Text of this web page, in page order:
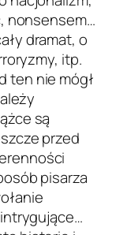
nonsensem…
dramat, o
itp.
ten nie mógł
są
przed
pisarza